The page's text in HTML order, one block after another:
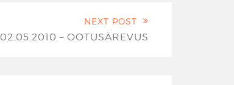
NEXT POST
02.05.2010 – OOTUSÄREVUS